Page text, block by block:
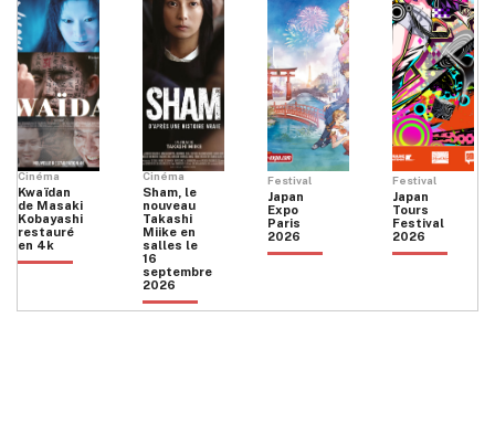
Cinéma
Kwaïdan
de Masaki
Kobayashi
restauré
en 4k
Cinéma
Sham, le
nouveau
Takashi
Miike en
salles le
16
septembre
2026
Festival
Japan
Expo
Paris
2026
Festival
Japan
Tours
Festival
2026